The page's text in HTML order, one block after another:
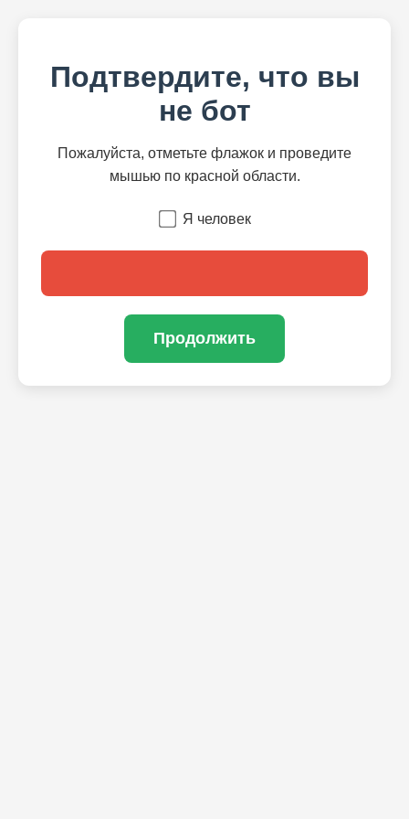
Подтвердите, что вы
не бот
Пожалуйста, отметьте флажок и проведите
мышью по красной области.
Я человек
Продолжить